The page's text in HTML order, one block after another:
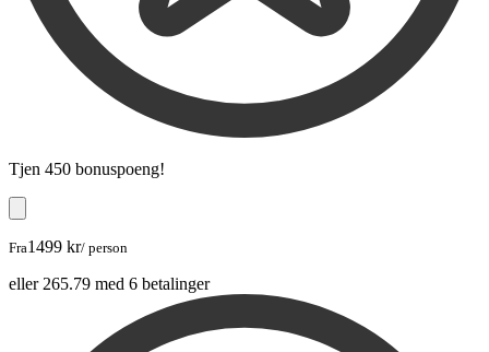
Tjen 450 bonuspoeng!
Fra1499 kr/ person
eller 265.79 med 6 betalinger